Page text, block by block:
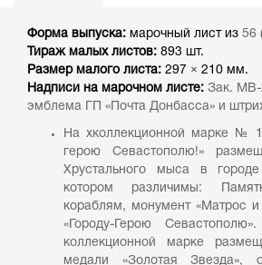
Форма выпуска: марочный лист из 56
Тираж малых листов: 893 шт.
Размер малого листа: 297 × 210 мм.
Надписи на марочном листе: Зак. МВ-
эмблема ГП «Почта Донбасса» и
На хколлекционной марке №
герою Севастополю!»
Хрустального мыса в
котором различимы:
кораблям, монумент «Матрос и
«Городу-Герою
коллекционной марке
медали «Золотая Звезда»,